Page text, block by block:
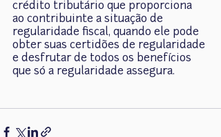
crédito tributário que proporciona
ao contribuinte a situação de
regularidade fiscal, quando ele pode
obter suas certidões de regularidade
e desfrutar de todos os benefícios
que só a regularidade assegura.